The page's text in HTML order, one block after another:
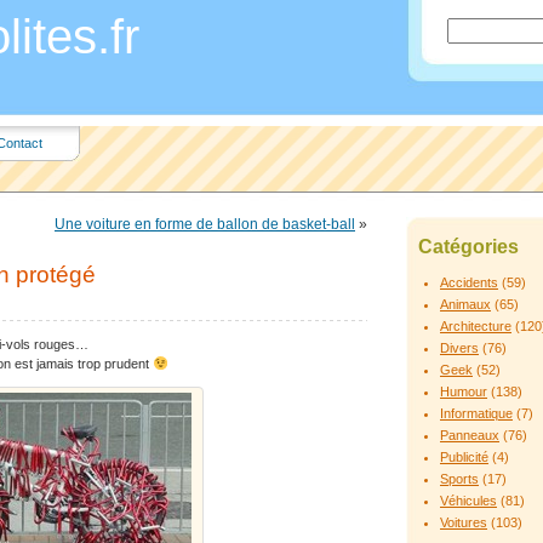
Une voiture en forme de ballon de basket-ball »
protégé
vols rouges…
est jamais trop prudent
Catégories
Accidents (59)
Animaux (65)
Architecture
Divers (76)
Geek (52)
Humour (138)
Informatique (7)
Panneaux (76)
Publicité (4)
Sports (17)
Véhicules (81)
Voitures (103)